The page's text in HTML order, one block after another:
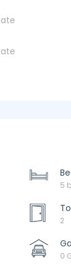
5
2
0